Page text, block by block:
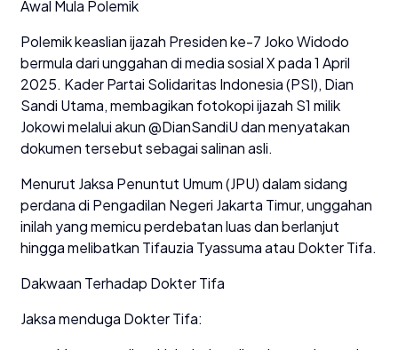
Awal Mula Polemik
Polemik keaslian ijazah Presiden ke-7 Joko Widodo
bermula dari unggahan di media sosial X pada 1 April
2025. Kader Partai Solidaritas Indonesia (PSI), Dian
Sandi Utama, membagikan fotokopi ijazah S1 milik
Jokowi melalui akun @DianSandiU dan menyatakan
dokumen tersebut sebagai salinan asli.
Menurut Jaksa Penuntut Umum (JPU) dalam sidang
perdana di Pengadilan Negeri Jakarta Timur, unggahan
inilah yang memicu perdebatan luas dan berlanjut
hingga melibatkan Tifauzia Tyassuma atau Dokter Tifa.
Dakwaan Terhadap Dokter Tifa
Jaksa menduga Dokter Tifa: